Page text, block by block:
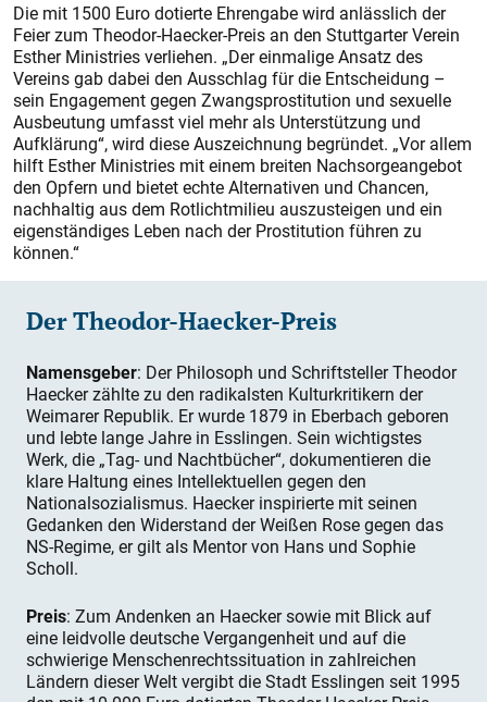
Die mit 1500 Euro dotierte Ehrengabe wird anlässlich der
Feier zum Theodor-Haecker-Preis an den Stuttgarter Verein
Esther Ministries verliehen. „Der einmalige Ansatz des
Vereins gab dabei den Ausschlag für die Entscheidung –
sein Engagement gegen Zwangsprostitution und sexuelle
Ausbeutung umfasst viel mehr als Unterstützung und
Aufklärung“, wird diese Auszeichnung begründet. „Vor allem
hilft Esther Ministries mit einem breiten Nachsorgeangebot
den Opfern und bietet echte Alternativen und Chancen,
nachhaltig aus dem Rotlichtmilieu auszusteigen und ein
eigenständiges Leben nach der Prostitution führen zu
können.“
Der Theodor-Haecker-Preis
Namensgeber: Der Philosoph und Schriftsteller Theodor
Haecker zählte zu den radikalsten Kulturkritikern der
Weimarer Republik. Er wurde 1879 in Eberbach geboren
und lebte lange Jahre in Esslingen. Sein wichtigstes
Werk, die „Tag- und Nachtbücher“, dokumentieren die
klare Haltung eines Intellektuellen gegen den
Nationalsozialismus. Haecker inspirierte mit seinen
Gedanken den Widerstand der Weißen Rose gegen das
NS-Regime, er gilt als Mentor von Hans und Sophie
Scholl.
Preis: Zum Andenken an Haecker sowie mit Blick auf
eine leidvolle deutsche Vergangenheit und auf die
schwierige Menschenrechtssituation in zahlreichen
Ländern dieser Welt vergibt die Stadt Esslingen seit 1995